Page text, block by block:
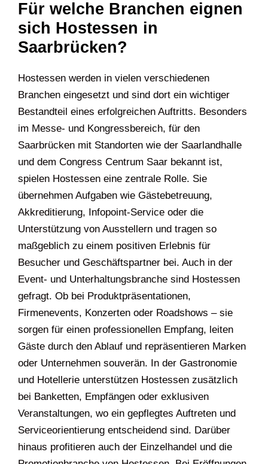
Für welche Branchen eignen
sich Hostessen in
Saarbrücken?
Hostessen werden in vielen verschiedenen
Branchen eingesetzt und sind dort ein wichtiger
Bestandteil eines erfolgreichen Auftritts. Besonders
im Messe- und Kongressbereich, für den
Saarbrücken mit Standorten wie der Saarlandhalle
und dem Congress Centrum Saar bekannt ist,
spielen Hostessen eine zentrale Rolle. Sie
übernehmen Aufgaben wie Gästebetreuung,
Akkreditierung, Infopoint-Service oder die
Unterstützung von Ausstellern und tragen so
maßgeblich zu einem positiven Erlebnis für
Besucher und Geschäftspartner bei. Auch in der
Event- und Unterhaltungsbranche sind Hostessen
gefragt. Ob bei Produktpräsentationen,
Firmenevents, Konzerten oder Roadshows – sie
sorgen für einen professionellen Empfang, leiten
Gäste durch den Ablauf und repräsentieren Marken
oder Unternehmen souverän. In der Gastronomie
und Hotellerie unterstützen Hostessen zusätzlich
bei Banketten, Empfängen oder exklusiven
Veranstaltungen, wo ein gepflegtes Auftreten und
Serviceorientierung entscheidend sind. Darüber
hinaus profitieren auch der Einzelhandel und die